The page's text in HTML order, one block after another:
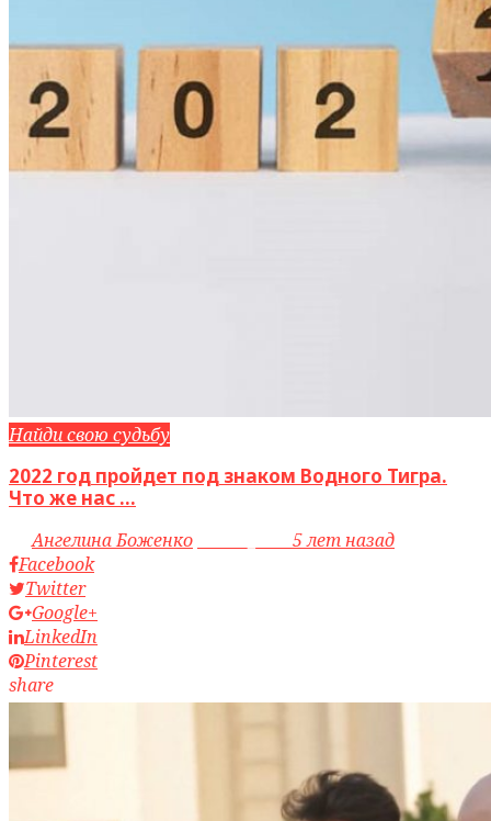
Найди свою судьбу
2022 год пройдет под знаком Водного Тигра.
Что же нас ...
byАнгелина Боженко
5 лет назад
Facebook
Twitter
Google+
LinkedIn
Pinterest
share